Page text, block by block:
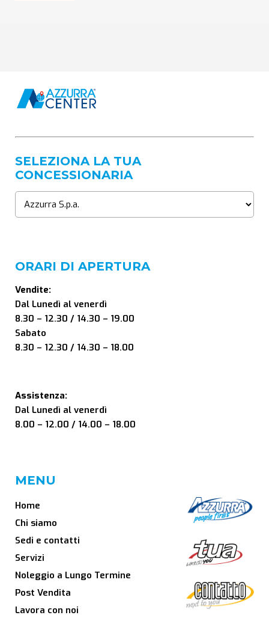
SELEZIONA LA TUA
CONCESSIONARIA
ORARI DI APERTURA
Vendite:
Dal Lunedì al venerdì
8.30 – 12.30 / 14.30 – 19.00
Sabato
8.30 – 12.30 / 14.30 – 18.00
Assistenza:
Dal Lunedì al venerdì
8.00 – 12.00 / 14.00 – 18.00
MENU
Home
Chi siamo
Sedi e contatti
Servizi
Noleggio a Lungo Termine
Post Vendita
Lavora con noi